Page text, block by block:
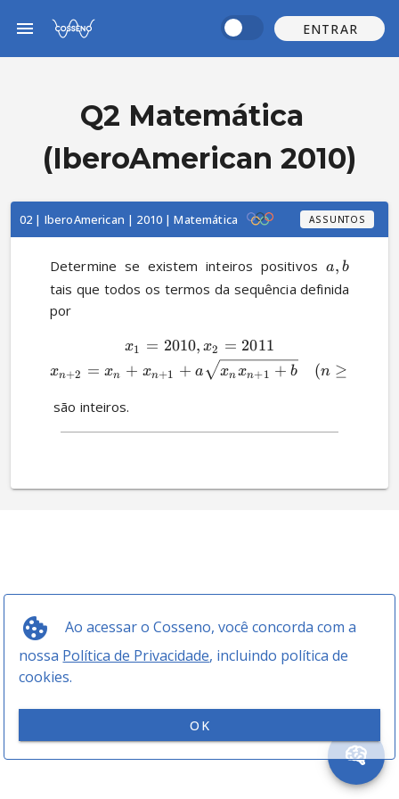
ENTRAR
Ao acessar o Cosseno, você concorda com a
nossa Política de Privacidade, incluindo política de
cookies.
OK
Q2 Matemática
(IberoAmerican 2010)
02 | IberoAmerican | 2010 | Matemática ASSUNTOS
Determine se existem inteiros positivos a, b
tais que todos os termos da sequência definida
por
x1 = 2010, x2 = 2011
xn+2 = xn + xn+1 + a xnxn+1 + b (n ≥
são inteiros.